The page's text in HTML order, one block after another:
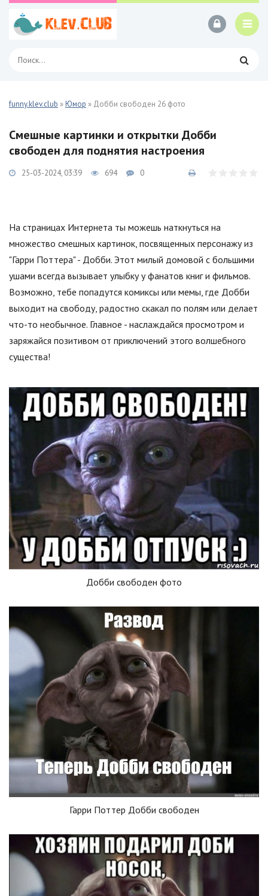
funny.klev.club »Юмор » Добби свободен 26 фото
Смешные картинки и открытки Добби
свободен для поднятия настроения
25-03-2024, 03:39 694 0
На страницах Интернета ты можешь наткнуться на
множество смешных картинок, посвященных персонажу из
"Гарри Поттера" - Добби. Этот милый домовой с большими
ушами всегда вызывает улыбку у фанатов книг и фильмов.
Возможно, тебе попадутся комиксы или мемы, где Добби
выходит на свободу, радостно скакал по полям или делает
что-то необычное. Главное - наслаждайся просмотром и
заряжайся позитивом от приключений этого волшебного
существа!
Добби свободен фото
Гарри Поттер Добби свободен